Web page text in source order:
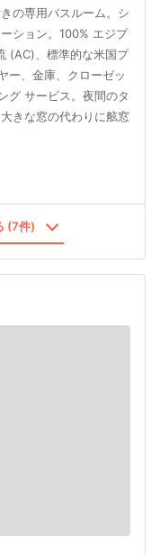
の専用バスルーム。シ
ション。100% エジプ
(AC)、標準的な米国プ
ー、金庫、クローゼッ
グ サービス。夜間のタ
きな窓の代わりに舷窓
(7件)